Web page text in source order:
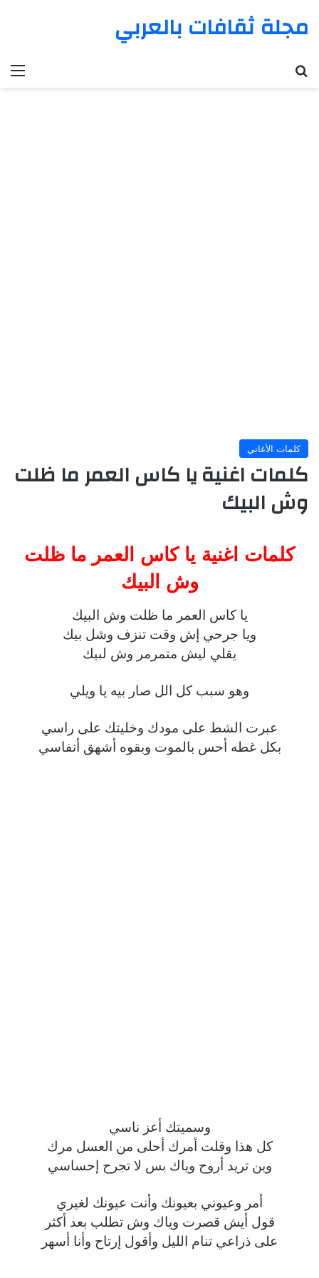
مجلة ثقافات بالعربي
كلمات الأغاني
كلمات اغنية يا كاس العمر ما ظلت
وش البيك
كلمات اغنية يا كاس العمر ما ظلت
وش البيك
يا كاس العمر ما ظلت وش البيك
ويا جرحي إش وقت تنزف وشل بيك
يقلي ليش متمرمر وش لبيك
وهو سبب كل الل صار بيه يا ويلي
عبرت الشط على مودك وخليتك على راسي
بكل غطه أحس بالموت وبقوه أشهق أنفاسي
وسميتك أعز ناسي
كل هذا وقلت أمرك أحلى من العسل مرك
وين تريد أروح وياك بس لا تجرح إحساسي
أمر وعيوني بعيونك وأنت عيونك لغيري
قول أيش قصرت وياك وش تطلب بعد أكثر
على ذراعي تنام الليل وأقول إرتاح وأنا أسهر